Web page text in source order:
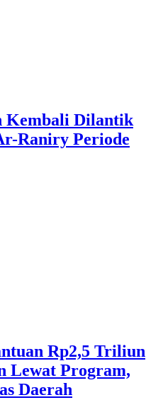
Dilantik
Raniry Periode
Rp2,5 Triliun
Lewat Program,
Daerah